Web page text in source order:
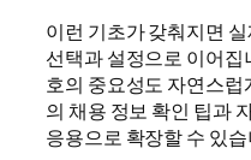
이런 기초가 갖춰지면
선택과 설정으로 이어
호의 중요성도 자연스
의 채용 정보 확인 팁과
응용으로 확장할 수 있